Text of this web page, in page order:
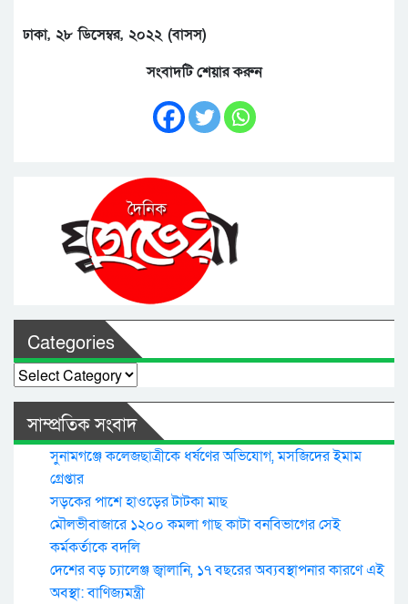
ঢাকা, ২৮ ডিসেম্বর, ২০২২ (বাসস)
সংবাদটি শেয়ার করুন
Categories
Categories
সাম্প্রতিক সংবাদ
সুনামগঞ্জে কলেজছাত্রীকে ধর্ষণের অভিযোগ, মসজিদের ইমাম
গ্রেপ্তার
সড়কের পাশে হাওড়ের টাটকা মাছ
মৌলভীবাজারে ১২০০ কমলা গাছ কাটা বনবিভাগের সেই
কর্মকর্তাকে বদলি
দেশের বড় চ্যালেঞ্জ জ্বালানি, ১৭ বছরের অব্যবস্থাপনার কারণে এই
অবস্থা: বাণিজ্যমন্ত্রী